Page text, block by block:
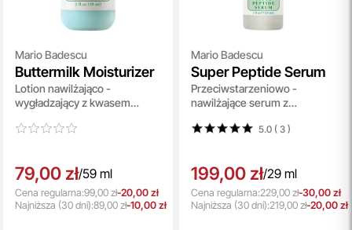
Mario Badescu
Buttermilk Moisturizer
Lotion nawilżająco -
wygładzający z kwasem
79,00 zł/59 ml
Cena regularna:99,00 zł-20,00 zł
Najniższa (30 dni):89,00 zł-10,00 zł
Mario Badescu
Super Peptide Serum
Przeciwstarzeniowo -
nawilżające serum z
5.0 ( 3)
199,00 zł/29 ml
Cena regularna:229,00 zł-30,00 zł
Najniższa (30 dni):219,00 zł-20,00 zł